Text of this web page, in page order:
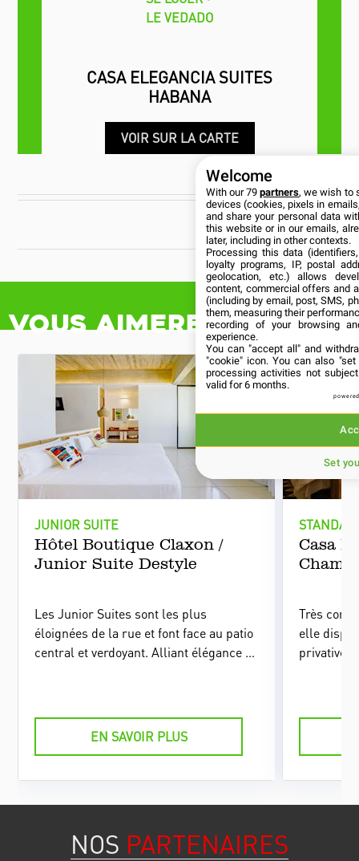
CASA ELEGANCIA SUITES
HABANA
LE VEDADO
VOIR SUR LA CARTE
CUBANÍA
Vous aimerez aussi
JUNIOR SUITE
Hôtel Boutique Claxon /
Junior Suite Destyle
Les Junior Suites sont les plus
éloignées de la rue et font face au patio
central et verdoyant. Alliant élégance et
deux autres à l’étage supérieur du
EN SAVOIR PLUS
Casa
Très
elle
privative
NOS PARTENAIRES
Welcome
With our 79partners, we wish to
devices (cookies, pixels in
and share your personal data
this website or in our emails,
later, including in other contexts.
Processing this data
loyalty programs, IP, postal
geolocation, etc.) allows
content, commercial offers and
(including by email, post, SMS,
them, measuring their
recording of your browsing
experience.
You can "accept all" and
"cookie" icon. You can also
processing activities not
valid for 6 months.
Set